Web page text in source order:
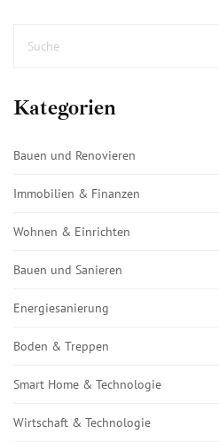
Kategorien
Bauen und Renovieren
Immobilien & Finanzen
Wohnen & Einrichten
Bauen und Sanieren
Energiesanierung
Boden & Treppen
Smart Home & Technologie
Wirtschaft & Technologie